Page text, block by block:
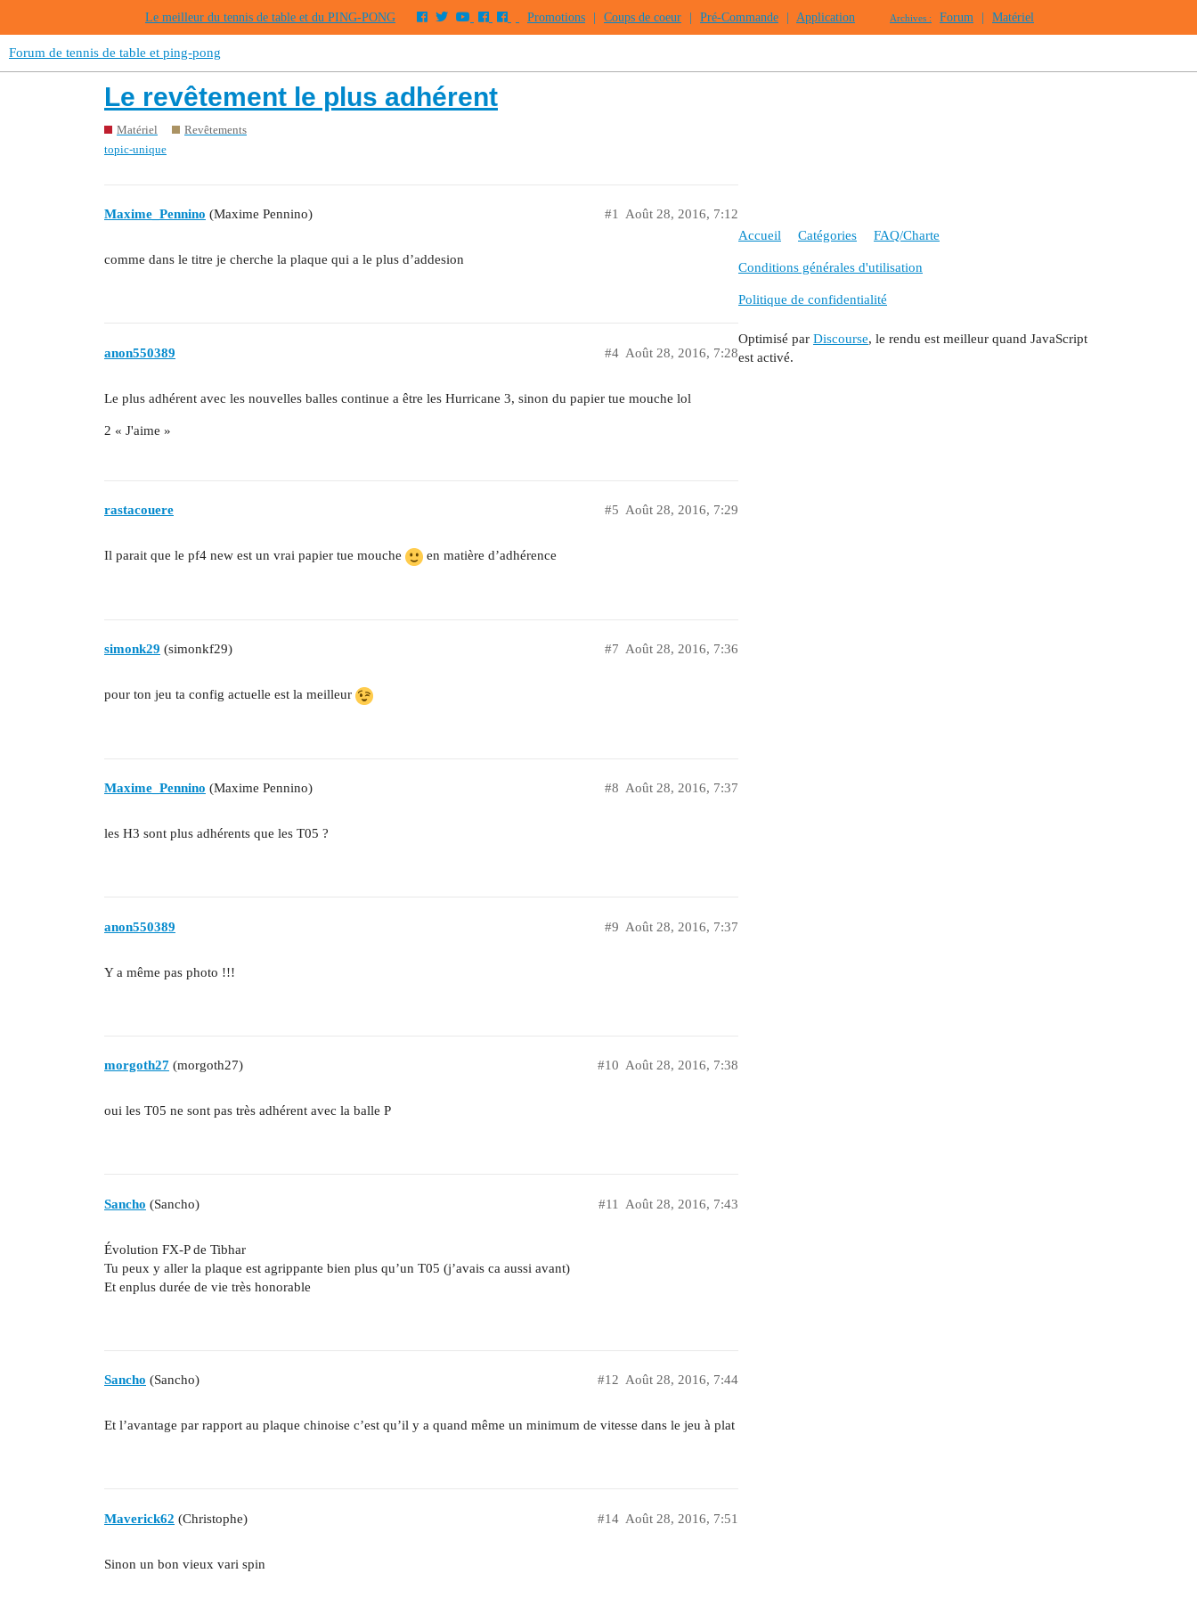
Le meilleur du tennis de table et du PING-PONG Promotions Coups de coeur Pré-Commande Application Archives : Forum Matériel
Forum de tennis de table et ping-pong
Le revêtement le plus adhérent
Matériel
Revêtements
topic-unique
Maxime_Pennino (Maxime Pennino) Août 28, 2016, 7:12
#1
comme dans le titre je cherche la plaque qui a le plus d’addesion
anon550389 Août 28, 2016, 7:28
#4
Le plus adhérent avec les nouvelles balles continue a être les Hurricane 3, sinon du papier tue mouche lol
2 « J'aime »
rastacouere Août 28, 2016, 7:29
#5
Il parait que le pf4 new est un vrai papier tue mouche en matière d’adhérence
simonk29 (simonkf29) Août 28, 2016, 7:36
#7
pour ton jeu ta config actuelle est la meilleur
Maxime_Pennino (Maxime Pennino) Août 28, 2016, 7:37
#8
les H3 sont plus adhérents que les T05 ?
anon550389 Août 28, 2016, 7:37
#9
Y a même pas photo !!!
morgoth27 (morgoth27) Août 28, 2016, 7:38
#10
oui les T05 ne sont pas très adhérent avec la balle P
Sancho (Sancho) Août 28, 2016, 7:43
#11
Évolution FX-P de Tibhar
Tu peux y aller la plaque est agrippante bien plus qu’un T05 (j’avais ca aussi avant)
Et enplus durée de vie très honorable
Sancho (Sancho) Août 28, 2016, 7:44
#12
Et l’avantage par rapport au plaque chinoise c’est qu’il y a quand même un minimum de vitesse dans le jeu à plat
Maverick62 (Christophe) Août 28, 2016, 7:51
#14
Sinon un bon vieux vari spin
Accueil Catégories FAQ/Charte
Conditions générales d'utilisation
Politique de confidentialité
Optimisé par Discourse, le rendu est meilleur quand JavaScript
est activé.